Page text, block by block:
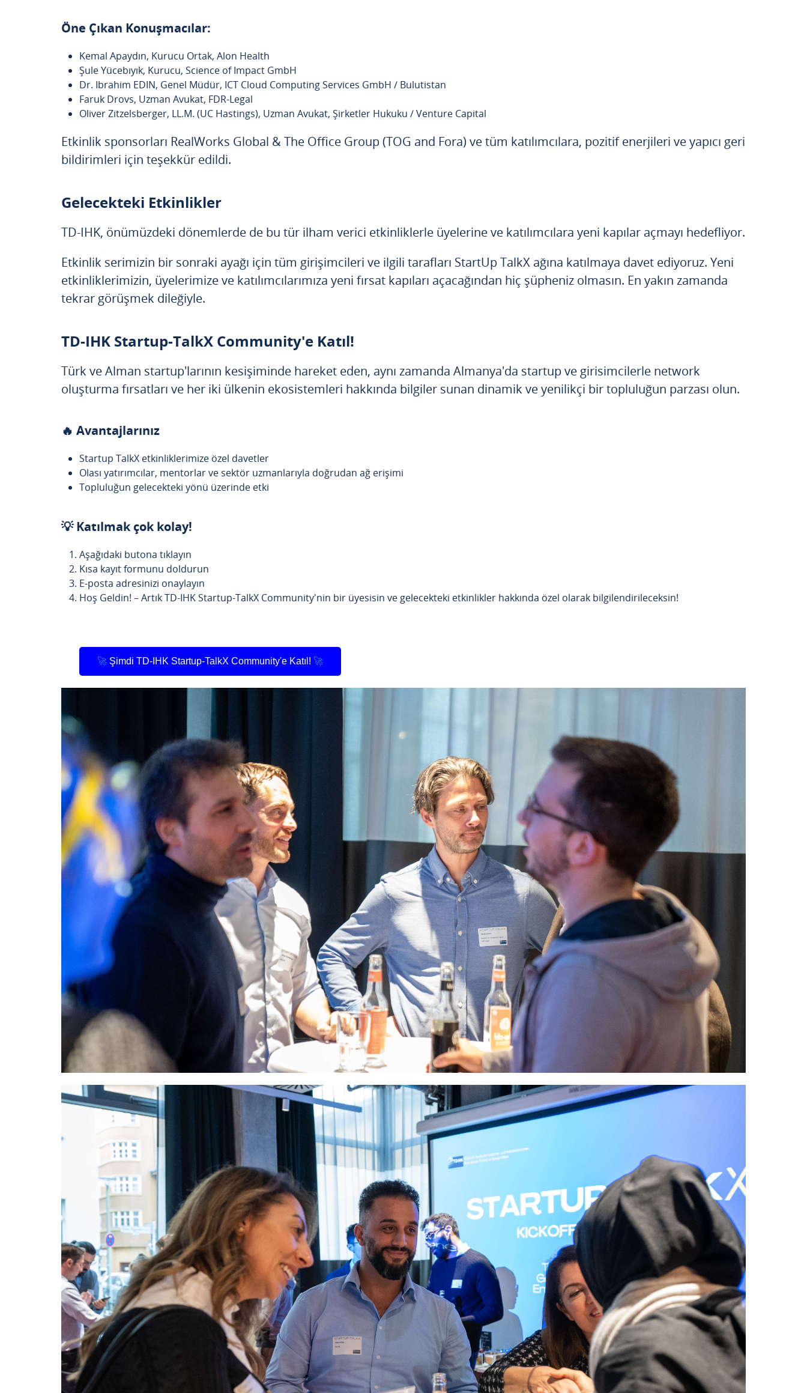
Öne Çıkan Konuşmacılar:
Kemal Apaydın, Kurucu Ortak, Alon Health
Şule Yücebıyık, Kurucu, Science of Impact GmbH
Dr. Ibrahim EDIN, Genel Müdür, ICT Cloud Computing Services GmbH / Bulutistan
Faruk Drovs, Uzman Avukat, FDR-Legal
Oliver Zitzelsberger, LL.M. (UC Hastings), Uzman Avukat, Şirketler Hukuku / Venture Capital
Etkinlik sponsorları RealWorks Global & The Office Group (TOG and Fora) ve tüm katılımcılara, pozitif enerjileri ve yapıcı geri
bildirimleri için teşekkür edildi.
Gelecekteki Etkinlikler
TD-IHK, önümüzdeki dönemlerde de bu tür ilham verici etkinliklerle üyelerine ve katılımcılara yeni kapılar açmayı hedefliyor.
Etkinlik serimizin bir sonraki ayağı için tüm girişimcileri ve ilgili tarafları StartUp TalkX ağına katılmaya davet ediyoruz. Yeni
etkinliklerimizin, üyelerimize ve katılımcılarımıza yeni fırsat kapıları açacağından hiç şüpheniz olmasın. En yakın zamanda
tekrar görüşmek dileğiyle.
TD-IHK Startup-TalkX Community'e Katıl!
Türk ve Alman startup'larının kesişiminde hareket eden, aynı zamanda Almanya'da startup ve girisimcilerle network
oluşturma fırsatları ve her iki ülkenin ekosistemleri hakkında bilgiler sunan dinamik ve yenilikçi bir topluluğun parzası olun.
🔥 Avantajlarınız
Startup TalkX etkinliklerimize özel davetler
Olası yatırımcılar, mentorlar ve sektör uzmanlarıyla doğrudan ağ erişimi
Topluluğun gelecekteki yönü üzerinde etki
💡 Katılmak çok kolay!
Aşağıdaki butona tıklayın
Kısa kayıt formunu doldurun
E-posta adresinizi onaylayın
Hoş Geldin! – Artık TD-IHK Startup-TalkX Community'nin bir üyesisin ve gelecekteki etkinlikler hakkında özel olarak bilgilendirileceksin!
🚀 Şimdi TD-IHK Startup-TalkX Community'e Katıl! 🚀